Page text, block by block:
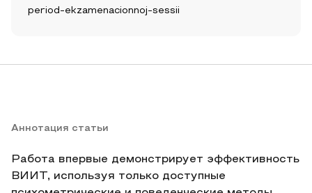
period-ekzamenacionnoj-sessii
Аннотация статьи
Работа впервые демонстрирует эффективность
ВИИТ, используя только доступные